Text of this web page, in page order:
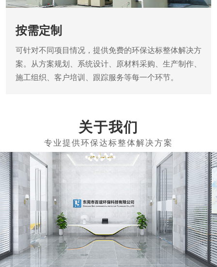
按需定制
可针对不同项目情况，提供免费的环保达标整体解决方
案。从方案规划、系统设计、原材料采购、生产制作、
施工组织、客户培训、跟踪服务等每一个环节。
关于我们